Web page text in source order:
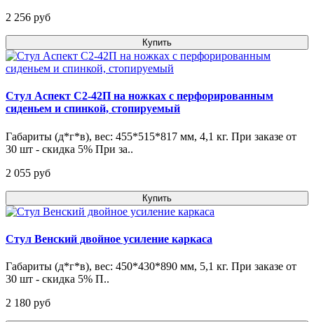
2 256 pуб
Купить
Стул Аспект С2-42П на ножках с перфорированным
сиденьем и спинкой, стопируемый
Габариты (д*г*в), вес: 455*515*817 мм, 4,1 кг. При заказе от
30 шт - скидка 5% При за..
2 055 pуб
Купить
Стул Венский двойное усиление каркаса
Габариты (д*г*в), вес: 450*430*890 мм, 5,1 кг. При заказе от
30 шт - скидка 5% П..
2 180 pуб